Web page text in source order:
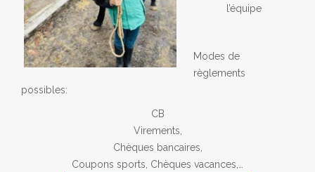
l’équipe
Modes de
règlements
possibles:
CB
Virements,
Chèques bancaires,
Coupons sports, Chèques vacances,…